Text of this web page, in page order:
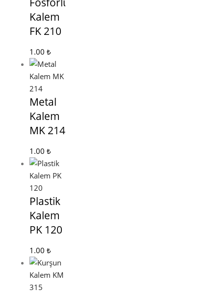
Kalem
FK 210
1.00 ₺
Metal
Kalem
MK 214
1.00 ₺
Plastik
Kalem
PK 120
1.00 ₺